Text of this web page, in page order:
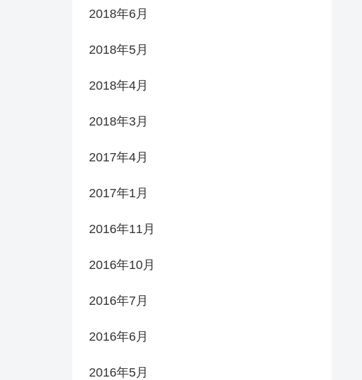
2018年6月
2018年5月
2018年4月
2018年3月
2017年4月
2017年1月
2016年11月
2016年10月
2016年7月
2016年6月
2016年5月